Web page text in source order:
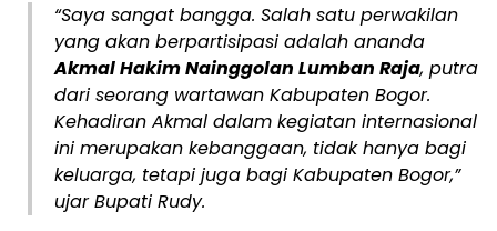
“Saya sangat bangga. Salah satu perwakilan
yang akan berpartisipasi adalah ananda
Akmal Hakim Nainggolan Lumban Raja, putra
dari seorang wartawan Kabupaten Bogor.
Kehadiran Akmal dalam kegiatan internasional
ini merupakan kebanggaan, tidak hanya bagi
keluarga, tetapi juga bagi Kabupaten Bogor,”
ujar Bupati Rudy.